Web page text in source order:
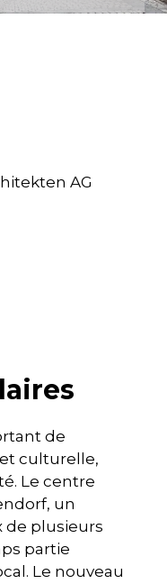
AG
de
culturelle,
Le centre
un
de plusieurs
partie
Le nouveau